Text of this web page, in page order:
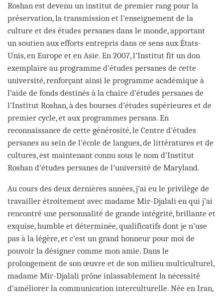
Roshan est devenu un institut de premier rang pour la
préservation, la transmission et l’enseignement de la
culture et des études persanes dans le monde, apportant
un soutien aux efforts entrepris dans ce sens aux États-
Unis, en Europe et en Asie. En 2007, l’Institut fit un don
exemplaire au programme d’études persanes de cette
université, renforçant ainsi le programme académique à
l’aide de fonds destinés à la chaire d’études persanes de
l’Institut Roshan, à des bourses d’études supérieures et de
premier cycle, et aux programmes persans. En
reconnaissance de cette générosité, le Centre d’études
persanes au sein de l’école de langues, de littératures et de
cultures, est maintenant connu sous le nom d’Institut
Roshan d’études persanes de l’université de Maryland.
Au cours des deux dernières années, j’ai eu le privilège de
travailler étroitement avec madame Mir-Djalali en qui j’ai
rencontré une personnalité de grande intégrité, brillante et
exquise, humble et déterminée, qualificatifs dont je n’use
pas à la légère, et c’est un grand honneur pour moi de
pouvoir la désigner comme mon amie. Dans le
prolongement de son œuvre et de son milieu multiculturel,
madame Mir-Djalali prône inlassablement la nécessité
d’améliorer la communication interculturelle. Née en Iran,